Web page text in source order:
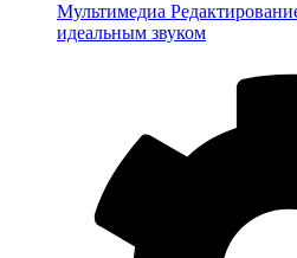
Мультимедиа
идеальным звуком